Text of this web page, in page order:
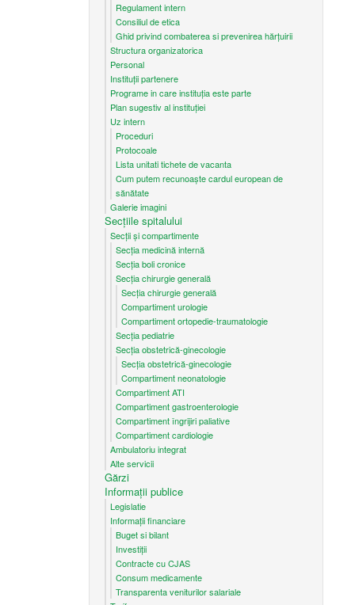
Regulament intern
Consiliul de etica
Ghid privind combaterea si prevenirea hărțuirii
Structura organizatorica
Personal
Instituții partenere
Programe in care instituția este parte
Plan sugestiv al instituției
Uz intern
Proceduri
Protocoale
Lista unitati tichete de vacanta
Cum putem recunoaşte cardul european de
sănătate
Galerie imagini
Secțiile spitalului
Secții și compartimente
Secţia medicină internă
Secția boli cronice
Secția chirurgie generală
Secția chirurgie generală
Compartiment urologie
Compartiment ortopedie-traumatologie
Secția pediatrie
Secția obstetrică-ginecologie
Secția obstetrică-ginecologie
Compartiment neonatologie
Compartiment ATI
Compartiment gastroenterologie
Compartiment îngrijiri paliative
Compartiment cardiologie
Ambulatoriu integrat
Alte servicii
Gărzi
Informații publice
Legislatie
Informații financiare
Buget si bilant
Investiții
Contracte cu CJAS
Consum medicamente
Transparenta veniturilor salariale